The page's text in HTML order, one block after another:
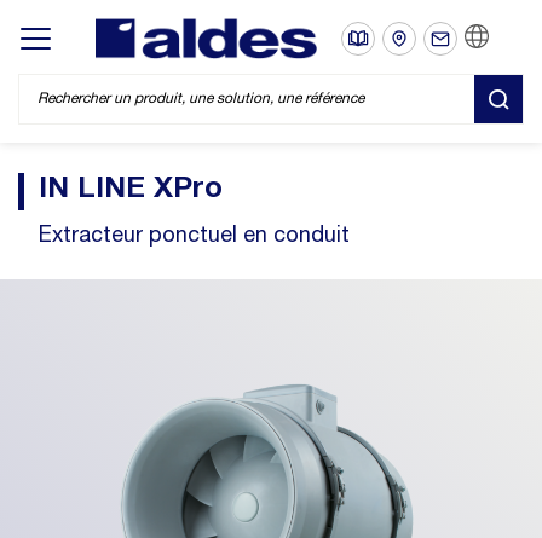
Display/hide main menu
IN LINE XPro
Extracteur ponctuel en conduit